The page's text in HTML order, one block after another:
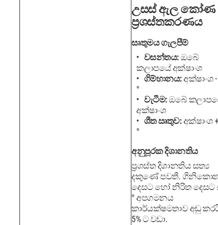
උසස් ඇල කෝණ
ප්‍රශස්තකරණය
සෘතුමය ගැලපීම්
වසන්තය:ඔබේ
කලාපයේ අක්ෂාංශ
ගිම්හානය:අක්ෂාංශ -
°
වැටීම:ඔබේ
අක්ෂාංශ
ශීත ඍතුව:අක්ෂාංශ
°
අනුපූරක දිශානතිය
ප්‍රශස්ත දිශානතිය සත්‍ය
දකුණේ පවතී.
දෙසට හෝ නිරිත දෙසට
° අපගමනය
කාර්යක්ෂමතාව අඩු
5% ට වඩා.